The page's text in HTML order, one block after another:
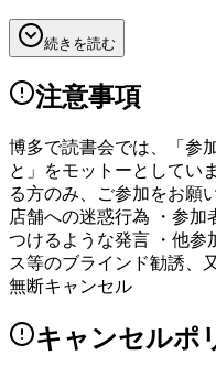
続きを読む
注意事項
博多で読書会では、「参
と」をモットーとしてい
る方のみ、ご参加をお願
店舗への迷惑行為 ・参加
つけるような発言 ・他参
ス等のブラインド勧誘、
無断キャンセル
キャンセルポ